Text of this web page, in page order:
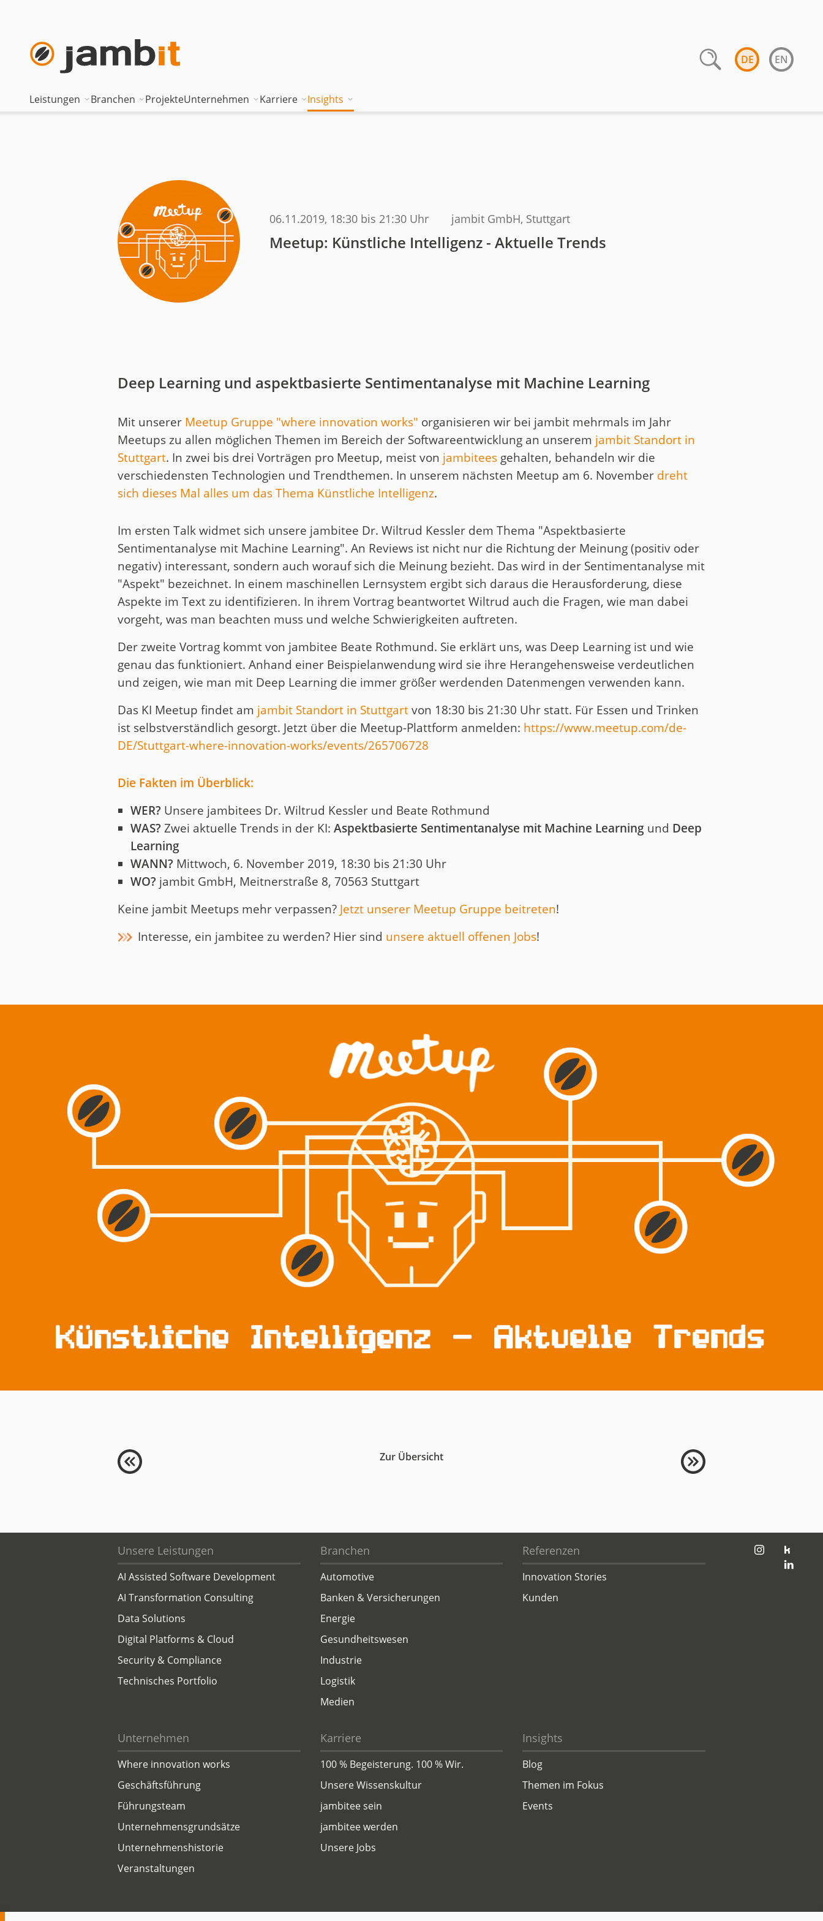
DE EN
Leistungen
AI Transformation Consulting
AI Assisted Development
Security & Compliance
Technisches Portfolio
Branchen
Automotive
Gesundheitswesen
Industrie
Logistik
ProjekteUnternehmen
Where innovation works
Standorte
Nearshoring Armenien
Unternehmensgrundsätze
Code of Conduct
Karriere
Unsere Wissenskultur
Insights
Blog
06.11.2019, 18:30 bis 21:30 Uhr jambit GmbH, Stuttgart
Meetup: Künstliche Intelligenz - Aktuelle Trends
Deep Learning und aspektbasierte Sentimentanalyse mit Machine Learning
Mit unserer Meetup Gruppe "where innovation works" organisieren wir bei jambit mehrmals im Jahr
Meetups zu allen möglichen Themen im Bereich der Softwareentwicklung an unserem jambit Standort in
Stuttgart. In zwei bis drei Vorträgen pro Meetup, meist von jambitees gehalten, behandeln wir die
verschiedensten Technologien und Trendthemen. In unserem nächsten Meetup am 6. November dreht
sich dieses Mal alles um das Thema Künstliche Intelligenz.
Im ersten Talk widmet sich unsere jambitee Dr. Wiltrud Kessler dem Thema "Aspektbasierte
Sentimentanalyse mit Machine Learning". An Reviews ist nicht nur die Richtung der Meinung (positiv oder
negativ) interessant, sondern auch worauf sich die Meinung bezieht. Das wird in der Sentimentanalyse mit
"Aspekt" bezeichnet. In einem maschinellen Lernsystem ergibt sich daraus die Herausforderung, diese
Aspekte im Text zu identifizieren. In ihrem Vortrag beantwortet Wiltrud auch die Fragen, wie man dabei
vorgeht, was man beachten muss und welche Schwierigkeiten auftreten.
Der zweite Vortrag kommt von jambitee Beate Rothmund. Sie erklärt uns, was Deep Learning ist und wie
genau das funktioniert. Anhand einer Beispielanwendung wird sie ihre Herangehensweise verdeutlichen
und zeigen, wie man mit Deep Learning die immer größer werdenden Datenmengen verwenden kann.
Das KI Meetup findet am jambit Standort in Stuttgartvon 18:30 bis 21:30 Uhr statt. Für Essen und Trinken
ist selbstverständlich gesorgt. Jetzt über die Meetup-Plattform anmelden: https://www.meetup.com/de-
DE/Stuttgart-where-innovation-works/events/265706728
Die Fakten im Überblick:
WER? Unsere jambitees Dr. Wiltrud Kessler und Beate Rothmund
WAS? Zwei aktuelle Trends in der KI: Aspektbasierte Sentimentanalyse mit Machine Learning und Deep
Learning
WANN? Mittwoch, 6. November 2019, 18:30 bis 21:30 Uhr
WO? jambit GmbH, Meitnerstraße 8, 70563 Stuttgart
Keine jambit Meetups mehr verpassen? Jetzt unserer Meetup Gruppe beitreten!
Interesse, ein jambitee zu werden? Hier sind unsere aktuell offenen Jobs!
Zur Übersicht
Unsere Leistungen
AI Assisted Software Development
AI Transformation Consulting
Data Solutions
Digital Platforms & Cloud
Security & Compliance
Technisches Portfolio
Branchen
Automotive
Banken & Versicherungen
Energie
Gesundheitswesen
Industrie
Logistik
Medien
Referenzen
Innovation Stories
Kunden
Unternehmen
Where innovation works
Geschäftsführung
Führungsteam
Unternehmensgrundsätze
Unternehmenshistorie
Veranstaltungen
Karriere
100 % Begeisterung. 100 % Wir.
Unsere Wissenskultur
jambitee sein
jambitee werden
Unsere Jobs
Insights
Blog
Themen im Fokus
Events
jambit auf instagramjambit auf kununu
jambit auf linkedin